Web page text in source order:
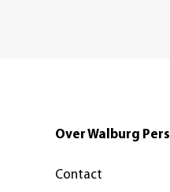
Over Walburg Pers
Contact